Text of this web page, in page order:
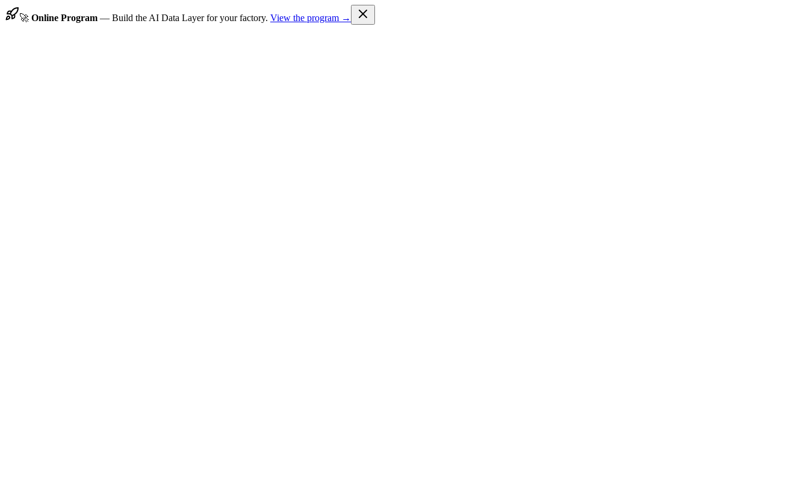
🚀 Online Program — Build the AI Data Layer for your factory. View the program →